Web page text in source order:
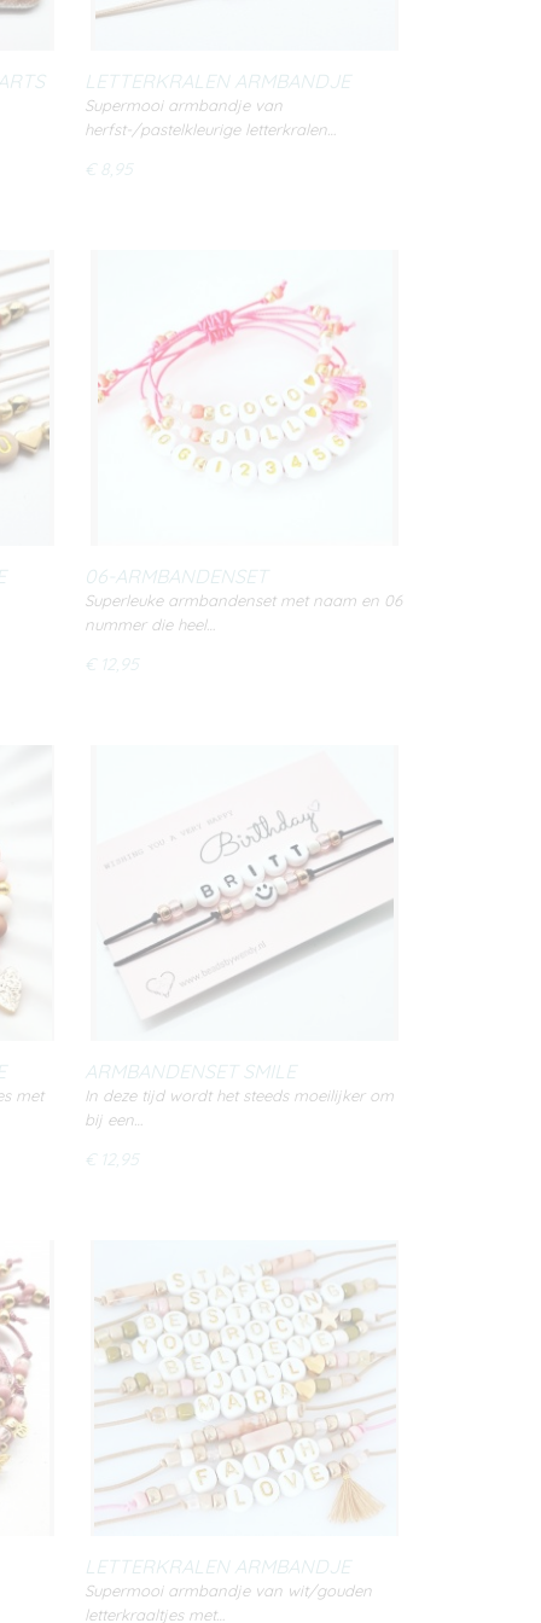
LETTERKRALEN ARMBANDJE
PASTEL SILVER
Supermooi armbandje van
herfst-/pastelkleurige letterkralen…
€ 8,95
06-ARMBANDENSET
Superleuke armbandenset met naam en 06
nummer die heel…
€ 12,95
met
ARMBANDENSET SMILE
(WHITE/BLACK)
In deze tijd wordt het steeds moeilijker om
bij een…
€ 12,95
LETTERKRALEN ARMBANDJE
WHITE/GOLD
Supermooi armbandje van wit/gouden
letterkraaltjes met…